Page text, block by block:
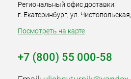
Региональный офис доставки:
г. Екатеринбург, ул.
Посмотреть на карте
+7 (800) 55 000-58